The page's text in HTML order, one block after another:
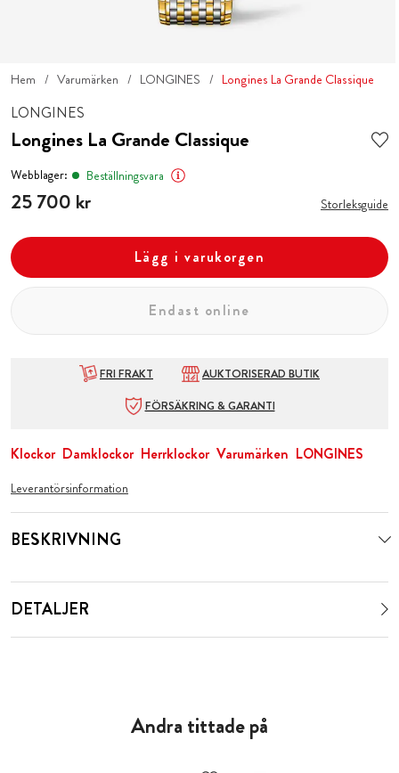
Hem Varumärken LONGINES Longines La Grande Classique
LONGINES
Longines La Grande Classique
Webblager: Beställningsvara
Pris :25 700 kr
25 700 kr Storleksguide
Lägg i varukorgen
Endast online
FRI FRAKT
AUKTORISERAD BUTIK
FÖRSÄKRING & GARANTI
Klockor Damklockor Herrklockor Varumärken LONGINES
Leverantörsinformation
BESKRIVNING
DETALJER
Andra tittade på